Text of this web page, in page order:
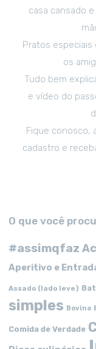
casa cansado
Pratos especiais
os
Tudo bem
e vídeo do
Fique conosco,
cadastro e
O que você
#assimqfaz
Aperitivo e
Assado (lado leve)
simples
Bovina
Comida de Verdade